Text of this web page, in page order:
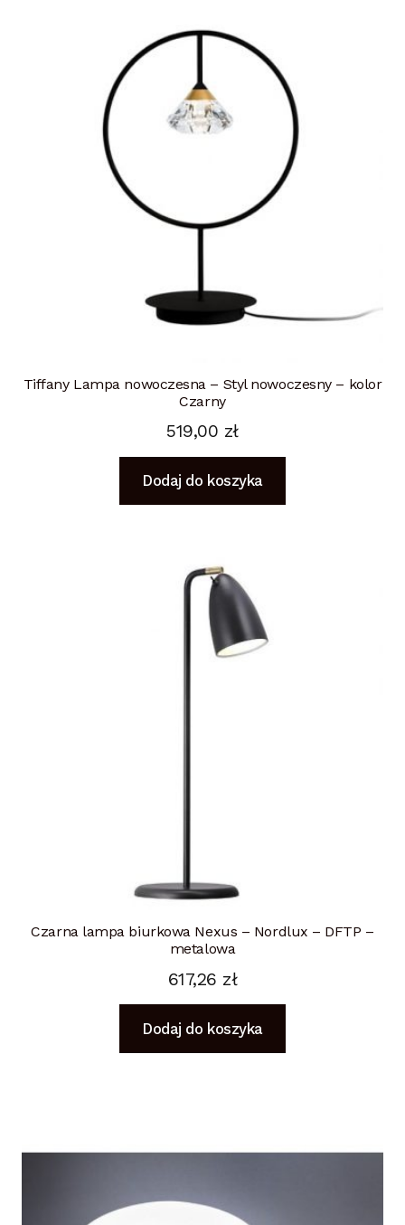
Tiffany Lampa nowoczesna – Styl nowoczesny – kolor
Czarny
519,00 zł
Dodaj do koszyka
Czarna lampa biurkowa Nexus – Nordlux – DFTP –
metalowa
617,26 zł
Dodaj do koszyka